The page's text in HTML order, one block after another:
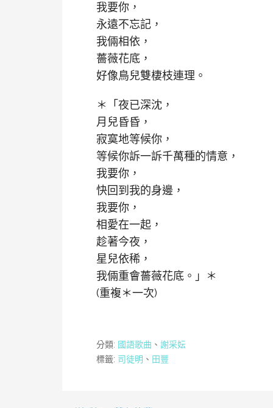
我要你，
永遠不忘記，
我倆相依，
薔薇花底，
好像鳥兒雙棲枝連理。
＊「夜已深沈，
月兒昏昏，
寂寞地等候你，
等候你訴一訴千萬種的情意，
我要你，
快回到我的身邊，
我要你，
相愛在一起，
趁著今夜，
星兒依稀，
我倆重會薔薇花底。」＊
(重複＊一次)
分類: 國語歌曲 、 謝采妘
標籤: 司徒明 、 田豐